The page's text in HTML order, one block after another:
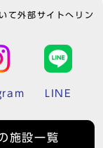
て外部サイトへリン
LINE
施設一覧